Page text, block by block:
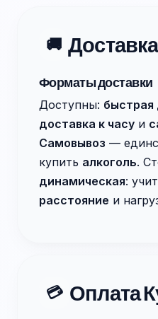
🚚
Форматы доставки
Доступны: быстрая
доставка к часу и
Самовывоз —
купить алкоголь.
динамическая:
расстояние и
💳 Оплата